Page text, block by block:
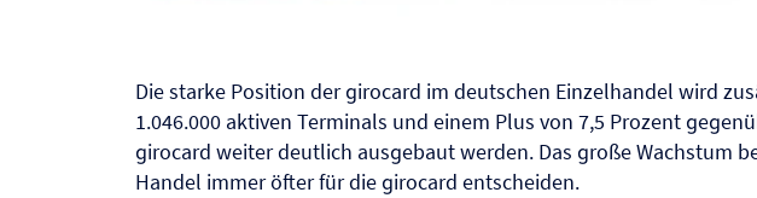
Die starke Position der girocard im deutschen Einzelhandel wird
1.046.000 aktiven Terminals und einem Plus von 7,5 Prozent
girocard weiter deutlich ausgebaut werden. Das große Wachstum
Handel immer öfter für die girocard entscheiden.